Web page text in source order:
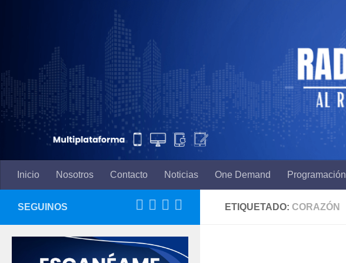
Inicio Nosotros Contacto Noticias One Demand Programación
ETIQUETADO: CORAZÓN
SEGUINOS